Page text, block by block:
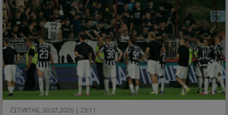
ČETVRTAK, 30.07.2026 | 23:11